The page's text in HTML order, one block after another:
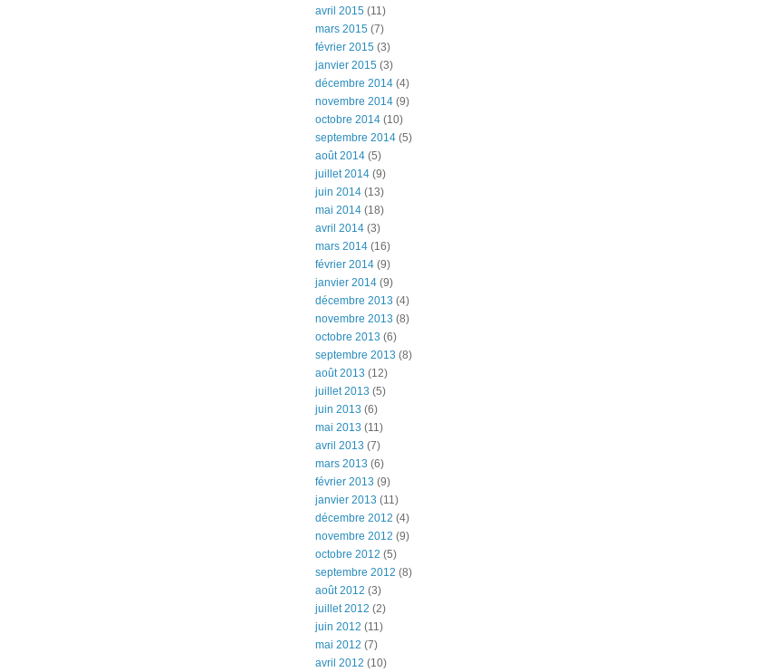
avril 2015 (11)
mars 2015 (7)
février 2015 (3)
janvier 2015 (3)
décembre 2014 (4)
novembre 2014 (9)
octobre 2014 (10)
septembre 2014 (5)
août 2014 (5)
juillet 2014 (9)
juin 2014 (13)
mai 2014 (18)
avril 2014 (3)
mars 2014 (16)
février 2014 (9)
janvier 2014 (9)
décembre 2013 (4)
novembre 2013 (8)
octobre 2013 (6)
septembre 2013 (8)
août 2013 (12)
juillet 2013 (5)
juin 2013 (6)
mai 2013 (11)
avril 2013 (7)
mars 2013 (6)
février 2013 (9)
janvier 2013 (11)
décembre 2012 (4)
novembre 2012 (9)
octobre 2012 (5)
septembre 2012 (8)
août 2012 (3)
juillet 2012 (2)
juin 2012 (11)
mai 2012 (7)
avril 2012 (10)